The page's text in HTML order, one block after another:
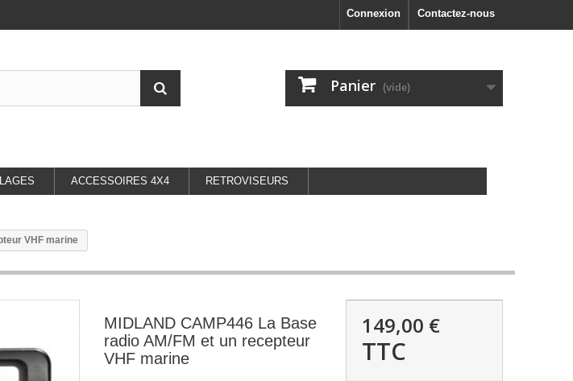
Contactez-nous
Connexion
Panier (vide)
ACCESSOIRES 4X4 RETROVISEURS
VHF marine
MIDLAND CAMP446 La Base
radio AM/FM et un recepteur
VHF marine
149,00 €
TTC